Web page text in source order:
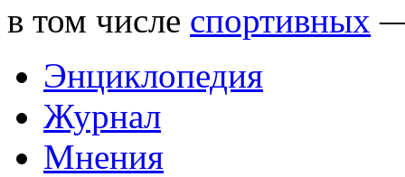
в том числе спортивных
Энциклопедия
Журнал
Мнения